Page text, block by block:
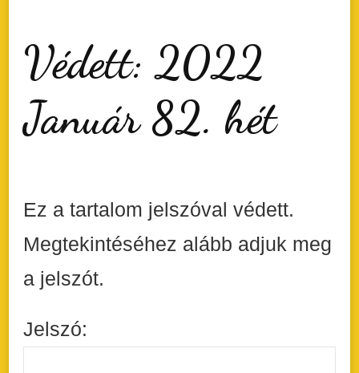
Védett: 2022
Január 82. hét
Ez a tartalom jelszóval védett.
Megtekintéséhez alább adjuk meg
a jelszót.
Jelszó: